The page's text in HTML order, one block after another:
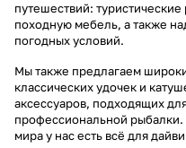
путешествий:
походную мебель, а также
погодных условий.
Мы также предлагаем
классических удочек и
аксессуаров, подходящих
профессиональной
мира у нас есть всё для